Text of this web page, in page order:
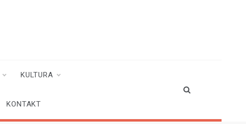
KULTURA
KONTAKT